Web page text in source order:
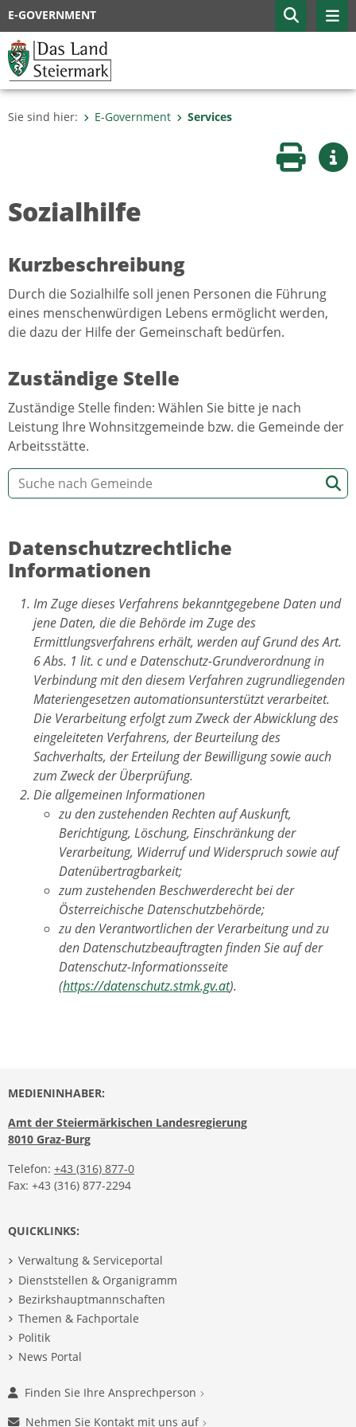
E-GOVERNMENT
Sie sind hier: E-Government Services
Seite
Sozialhilfe
Kurzbeschreibung
Durch die Sozialhilfe soll jenen Personen die Führung
eines menschenwürdigen Lebens ermöglicht werden,
die dazu der Hilfe der Gemeinschaft bedürfen.
Zuständige Stelle
Zuständige Stelle finden: Wählen Sie bitte je nach
Leistung Ihre Wohnsitzgemeinde bzw. die Gemeinde der
Arbeitsstätte.
Datenschutzrechtliche
Informationen
Im Zuge dieses Verfahrens bekanntgegebene Daten und
jene Daten, die die Behörde im Zuge des
Ermittlungsverfahrens erhält, werden auf Grund des Art.
6 Abs. 1 lit. c und e Datenschutz-Grundverordnung in
Verbindung mit den diesem Verfahren zugrundliegenden
Materiengesetzen automationsunterstützt verarbeitet.
Die Verarbeitung erfolgt zum Zweck der Abwicklung des
eingeleiteten Verfahrens, der Beurteilung des
Sachverhalts, der Erteilung der Bewilligung sowie auch
zum Zweck der Überprüfung.
Die allgemeinen Informationen
zu den zustehenden Rechten auf Auskunft,
Berichtigung, Löschung, Einschränkung der
Verarbeitung, Widerruf und Widerspruch sowie auf
Datenübertragbarkeit;
zum zustehenden Beschwerderecht bei der
Österreichische Datenschutzbehörde;
zu den Verantwortlichen der Verarbeitung und zu
den Datenschutzbeauftragten finden Sie auf der
Datenschutz-Informationsseite
(https://datenschutz.stmk.gv.at).
MEDIENINHABER:
Amt der Steiermärkischen Landesregierung
8010 Graz-Burg
Telefon: +43 (316) 877-0
Fax: +43 (316) 877-2294
QUICKLINKS:
Verwaltung & Serviceportal
Dienststellen & Organigramm
Bezirkshauptmannschaften
Themen & Fachportale
Politik
News Portal
Finden Sie Ihre Ansprechperson
Nehmen Sie Kontakt mit uns auf